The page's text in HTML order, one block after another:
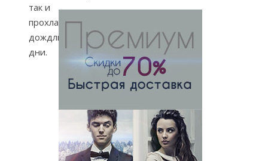
так и
прохладные,
дождливые
дни.